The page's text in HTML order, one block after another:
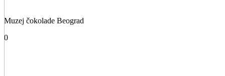
Muzej čokolade Beograd
0